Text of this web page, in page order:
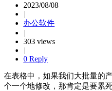
2023/08/08
|
办公软件
|
303 views
|
0 Reply
在表格中，如果我们大批量的
个一个地修改，那肯定是要累